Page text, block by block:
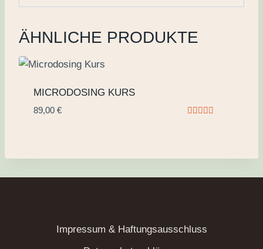
ÄHNLICHE PRODUKTE
MICRODOSING KURS
89,00 €
Impressum & Haftungsausschluss